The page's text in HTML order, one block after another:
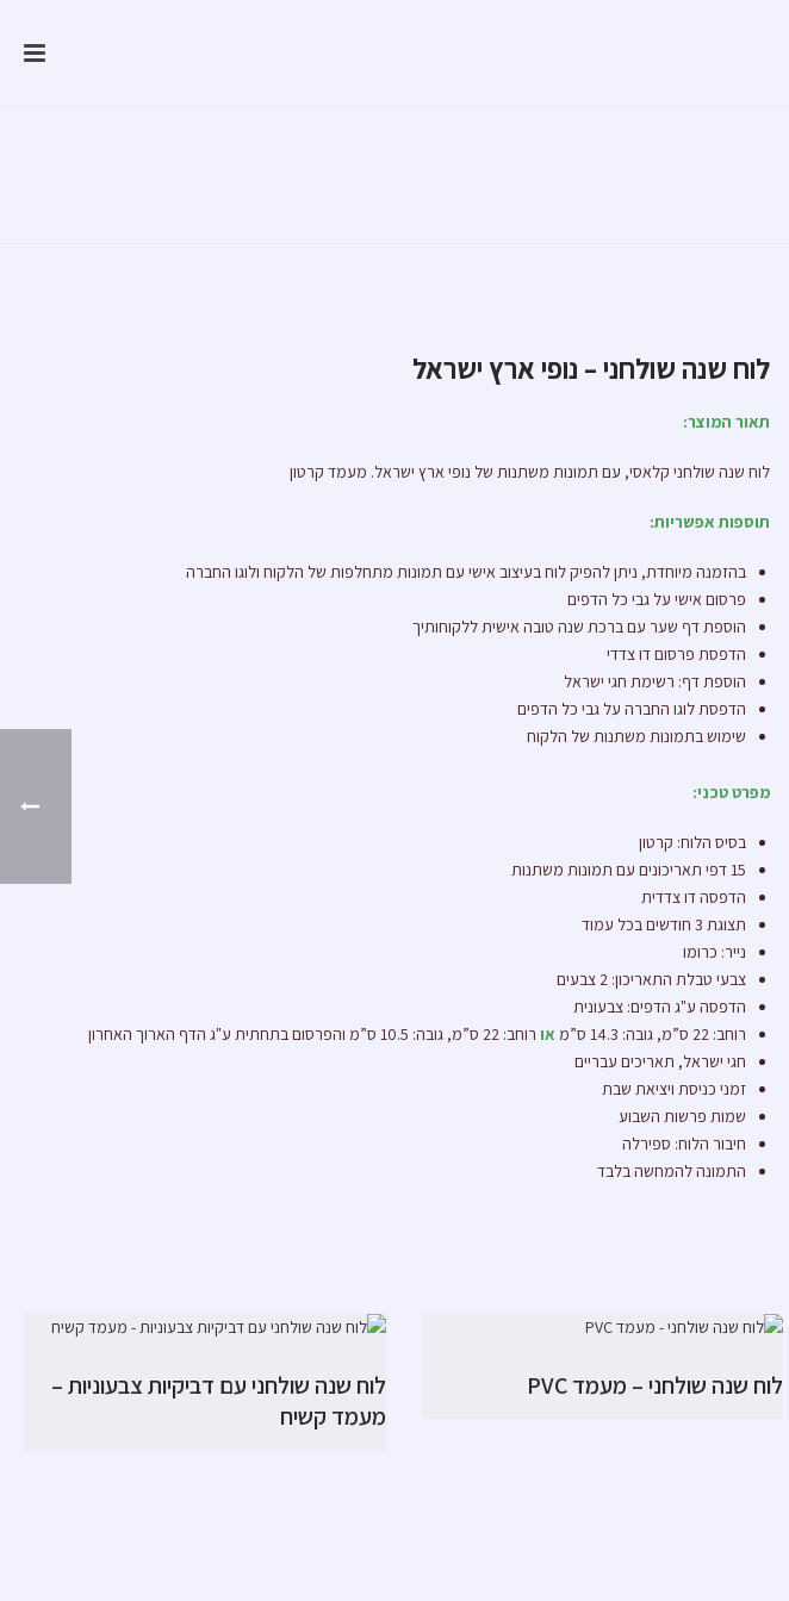
לוח שנה שולחני – נופי ארץ ישראל
תאור המוצר:
לוח שנה שולחני קלאסי, עם תמונות משתנות של נופי ארץ ישראל. מעמד קרטון
תוספות אפשריות:
בהזמנה מיוחדת, ניתן להפיק לוח בעיצוב אישי עם תמונות מתחלפות של הלקוח ולוגו החברה
פרסום אישי על גבי כל הדפים
הוספת דף שער עם ברכת שנה טובה אישית ללקוחותיך
הדפסת פרסום דו צדדי
הוספת דף: רשימת חגי ישראל
הדפסת לוגו החברה על גבי כל הדפים
שימוש בתמונות משתנות של הלקוח
מפרט טכני:
בסיס הלוח: קרטון
15 דפי תאריכונים עם תמונות משתנות
הדפסה דו צדדית
תצוגת 3 חודשים בכל עמוד
נייר: כרומו
צבעי טבלת התאריכון: 2 צבעים
הדפסה ע"ג הדפים: צבעונית
רוחב: 22 ס”מ, גובה: 14.3 ס”מ
או רוחב: 22 ס”מ, גובה: 10.5 ס”מ והפרסום בתחתית ע"ג הדף הארוך האחרון
חגי ישראל, תאריכים עבריים
זמני כניסת ויציאת שבת
שמות פרשות השבוע
חיבור הלוח: ספירלה
התמונה להמחשה בלבד
לוח שנה שולחני – מעמד PVC
לוח שנה שולחני עם דביקיות צבעוניות –
מעמד קשיח